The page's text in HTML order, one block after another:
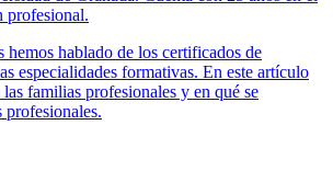
profesional.
hemos hablado de los certificados de
especialidades formativas. En este artículo
familias profesionales y en qué se
profesionales.